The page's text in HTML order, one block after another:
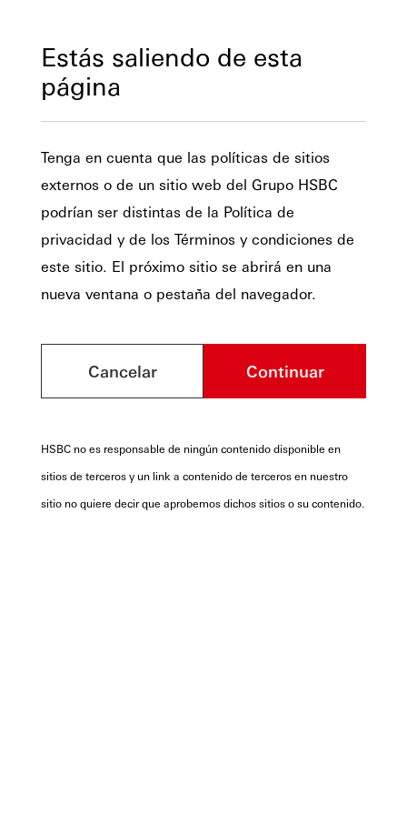
Estás saliendo de esta
página
Tenga en cuenta que las políticas de sitios
externos o de un sitio web del Grupo HSBC
podrían ser distintas de la Política de
privacidad y de los Términos y condiciones de
este sitio. El próximo sitio se abrirá en una
nueva ventana o pestaña del navegador.
Cancelar Continuar
HSBC no es responsable de ningún contenido disponible en
sitios de terceros y un link a contenido de terceros en nuestro
sitio no quiere decir que aprobemos dichos sitios o su contenido.